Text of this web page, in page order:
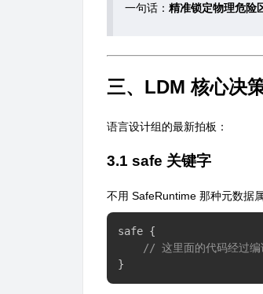
一句话： 精准锁定物理危险
三、LDM 核心决
语言设计组的最新拍板：
3.1 safe 关键字
不用 SafeRuntime 那种元数据
safe {
// 这里面的代码经过编
}